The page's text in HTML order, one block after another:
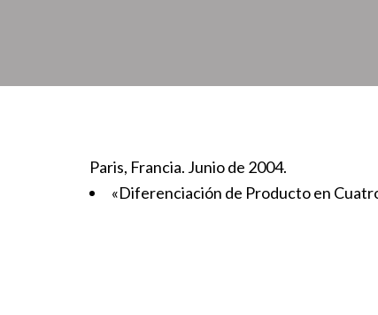
Paris, Francia. Junio de 2004.
«Diferenciación de Producto en